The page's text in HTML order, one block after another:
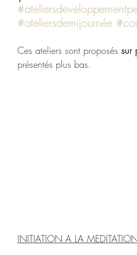
#ateliersdemijournée
Ces ateliers sont proposés sur
présentés plus bas.
INITIATION A LA